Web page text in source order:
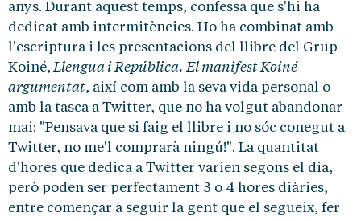
anys. Durant aquest temps, confessa que s'hi ha
dedicat amb intermitències. Ho ha combinat amb
l'escriptura i les presentacions del llibre del Grup
Koiné, Llengua i República. El manifest Koiné
argumentat, així com amb la seva vida personal o
amb la tasca a Twitter, que no ha volgut abandonar
mai: "Pensava que si faig el llibre i no sóc conegut a
Twitter, no me'l comprarà ningú!". La quantitat
d'hores que dedica a Twitter varien segons el dia,
però poden ser perfectament 3 o 4 hores diàries,
entre començar a seguir la gent que el segueix, fer